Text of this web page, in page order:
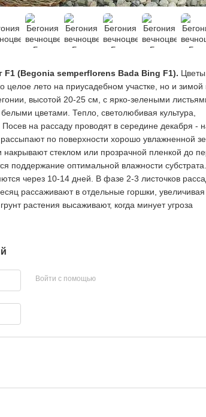
F1 (Begonia semperflorens Bada Bing F1). Цветы,
целое лето на приусадебном участке, но и зимой
высотой 20-25 см, с ярко-зелеными
цветами. Тепло, светолюбивая культура,
на рассаду проводят в середине декабря -
по поверхности хорошо увлажненной
стеклом или прозрачной пленкой до
поддержание оптимальной влажности
через 10-14 дней. В фазе 2-3 листочков
рассаживают в отдельные горшки, увеличивая
растения высаживают, когда минует угроза
Войти с помощью